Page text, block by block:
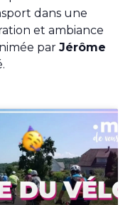
dans une
et ambiance
par Jérôme